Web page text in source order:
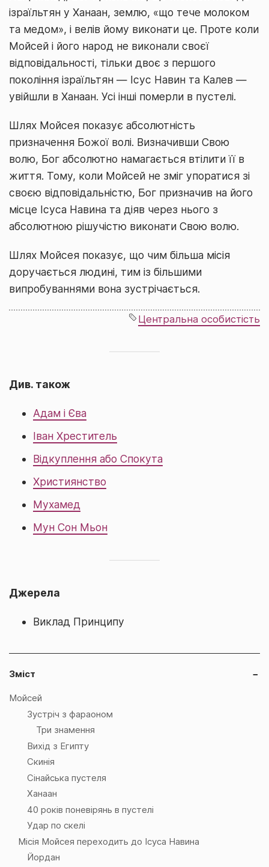
ізраїльтян у Ханаан, землю, «що тече молоком
та медом», і велів йому виконати це. Проте коли
Мойсей і його народ не виконали своєї
відповідальності, тільки двоє з першого
покоління ізраїльтян — Ісус Навин та Калев —
увійшли в Ханаан. Усі інші померли в пустелі.
Шлях Мойсея показує абсолютність
призначення Божої волі. Визначивши Свою
волю, Бог абсолютно намагається втілити її в
життя. Тому, коли Мойсей не зміг упоратися зі
своєю відповідальністю, Бог призначив на його
місце Ісуса Навина та діяв через нього з
абсолютною рішучістю виконати Свою волю.
Шлях Мойсея показує, що чим більша місія
доручається людині, тим із більшими
випробуваннями вона зустрічається.
Центральна особистість
Див. також
Адам і Єва
Іван Хреститель
Відкуплення або Спокута
Християнство
Мухамед
Мун Сон Мьон
Джерела
Виклад Принципу
−
Зміст
Мойсей
Зустріч з фараоном
Три знамення
Вихід з Египту
Скинія
Сінайська пустеля
Ханаан
40 років поневірянь в пустелі
Удар по скелі
Місія Мойсея переходить до Ісуса Навина
Йордан